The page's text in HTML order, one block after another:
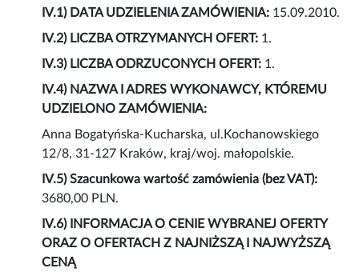
IV.1) DATA UDZIELENIA ZAMÓWIENIA: 15.09.2010.
IV.2) LICZBA OTRZYMANYCH OFERT: 1.
IV.3) LICZBA ODRZUCONYCH OFERT: 1.
IV.4) NAZWA I ADRES WYKONAWCY, KTÓREMU
UDZIELONO ZAMÓWIENIA:
Anna Bogatyńska-Kucharska, ul.Kochanowskiego
12/8, 31-127 Kraków, kraj/woj. małopolskie.
IV.5) Szacunkowa wartość zamówienia (bez VAT):
3680,00 PLN.
IV.6) INFORMACJA O CENIE WYBRANEJ OFERTY
ORAZ O OFERTACH Z NAJNIŻSZĄ I NAJWYŻSZĄ
CENĄ